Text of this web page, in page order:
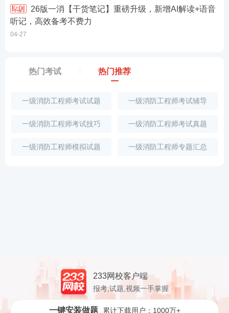
听记，高效备考不费力
04-27
热门考试 热门推荐
一级消防工程师考试试题 一级消防工程师考试辅导
一级消防工程师考试技巧 一级消防工程师考试真题
一级消防工程师模拟试题 一级消防工程师专题汇总
233网校客户端
报考,试题,视频一手掌握
一键安装做题 累计下载用户：1000万+